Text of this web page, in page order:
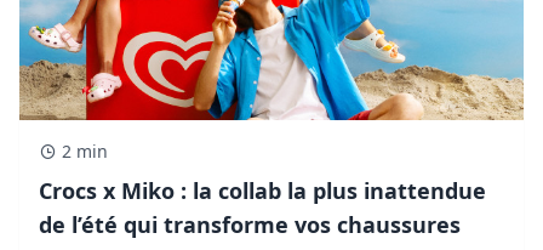
2 min
Crocs x Miko : la collab la plus inattendue
de l’été qui transforme vos chaussures